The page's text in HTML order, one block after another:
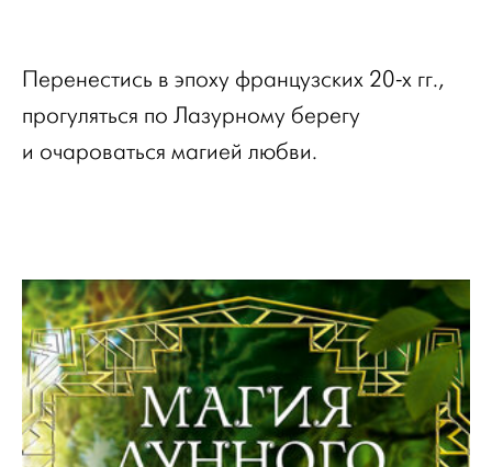
Перенестись в эпоху французских 20-х гг.,
прогуляться по Лазурному берегу
и очароваться магией любви.